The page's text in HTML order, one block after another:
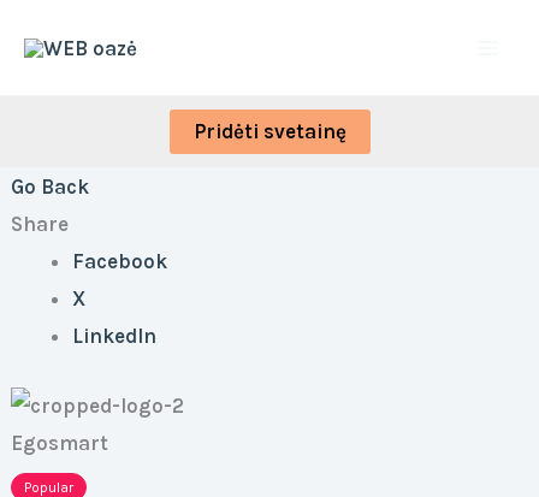
Pridėti svetainę
Go Back
Share
Facebook
X
LinkedIn
Egosmart
Popular